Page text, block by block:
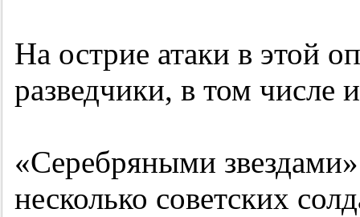
На острие атаки в этой
разведчики, в том числе
«Серебряными
несколько советских